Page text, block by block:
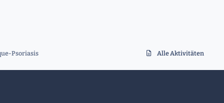
Psoriasis Alle Aktivitäten